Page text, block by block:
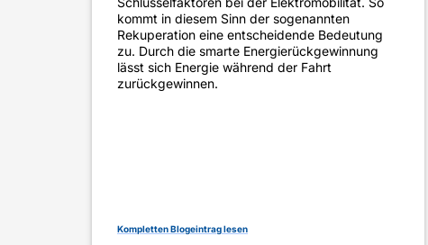
kommt in diesem Sinn der sogenannten
Rekuperation eine entscheidende Bedeutung
zu. Durch die smarte Energierückgewinnung
lässt sich Energie während der Fahrt
zurückgewinnen.
Kompletten Blogeintrag lesen